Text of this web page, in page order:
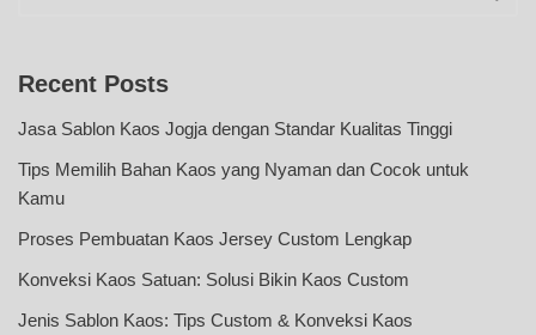
Recent Posts
Jasa Sablon Kaos Jogja dengan Standar Kualitas Tinggi
Tips Memilih Bahan Kaos yang Nyaman dan Cocok untuk
Kamu
Proses Pembuatan Kaos Jersey Custom Lengkap
Konveksi Kaos Satuan: Solusi Bikin Kaos Custom
Jenis Sablon Kaos: Tips Custom & Konveksi Kaos